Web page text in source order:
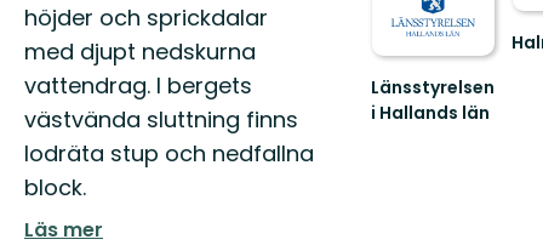
höjder och sprickdalar
med djupt nedskurna
vattendrag. I bergets
västvända sluttning finns
lodräta stup och nedfallna
block.
Läs mer
Länsstyrelsen
i Hallands län